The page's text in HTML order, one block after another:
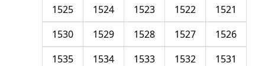
1521
1522
1523
1524
1525
1526
1527
1528
1529
1530
1531
1532
1533
1534
1535